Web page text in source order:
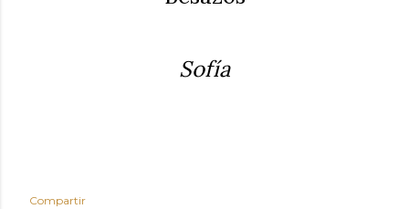
Sofía
Compartir